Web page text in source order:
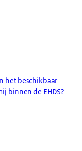
het beschikbaar
binnen de EHDS?